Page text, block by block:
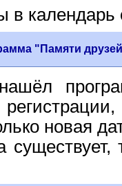
календарь
"Памяти
новая